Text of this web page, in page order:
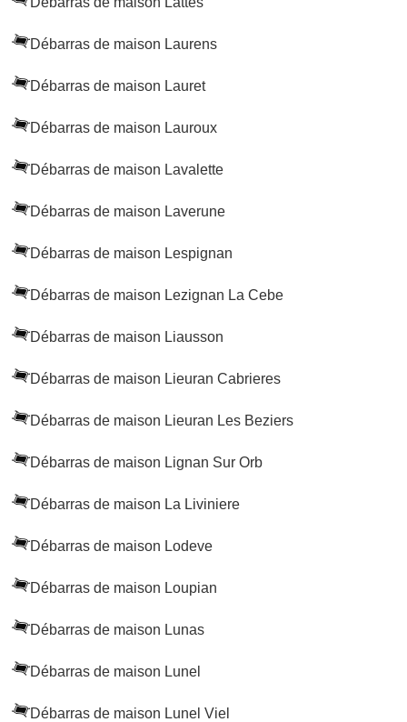
Débarras de maison Laurens
Débarras de maison Lauret
Débarras de maison Lauroux
Débarras de maison Lavalette
Débarras de maison Laverune
Débarras de maison Lespignan
Débarras de maison Lezignan La Cebe
Débarras de maison Liausson
Débarras de maison Lieuran Cabrieres
Débarras de maison Lieuran Les Beziers
Débarras de maison Lignan Sur Orb
Débarras de maison La Liviniere
Débarras de maison Lodeve
Débarras de maison Loupian
Débarras de maison Lunas
Débarras de maison Lunel
Débarras de maison Lunel Viel